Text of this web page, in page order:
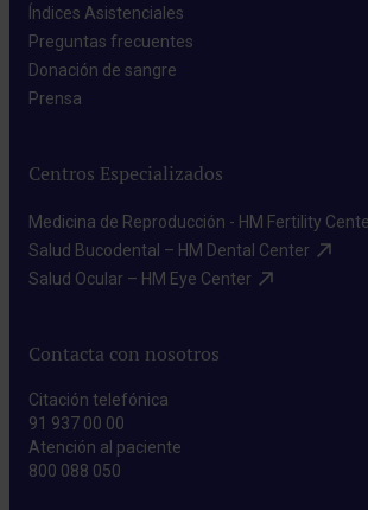
Índices Asistenciales​
Preguntas frecuentes​
Donación de sangre​
Prensa​
Centros Especializados
Medicina de Reproducción - HM Fertility
Salud Bucodental – HM Dental Center​
Salud Ocular – HM Eye Center​
Contacta con nosotros
Citación telefónica
91 937 00 00
Atención al paciente
800 088 050